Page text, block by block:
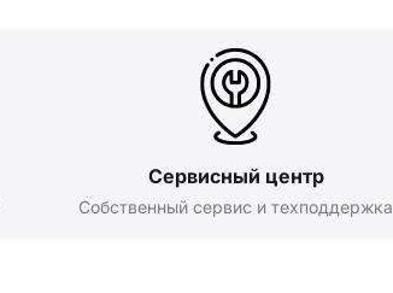
Сервисный центр
Собственный сервис и техподдержка